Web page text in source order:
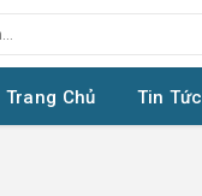
Trang Chủ Tin Tức